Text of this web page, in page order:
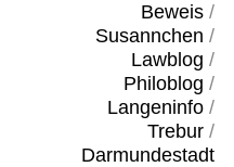
Beweis/
Susannchen /
Lawblog /
Philoblog /
Langeninfo/
Trebur/
Darmundestadt